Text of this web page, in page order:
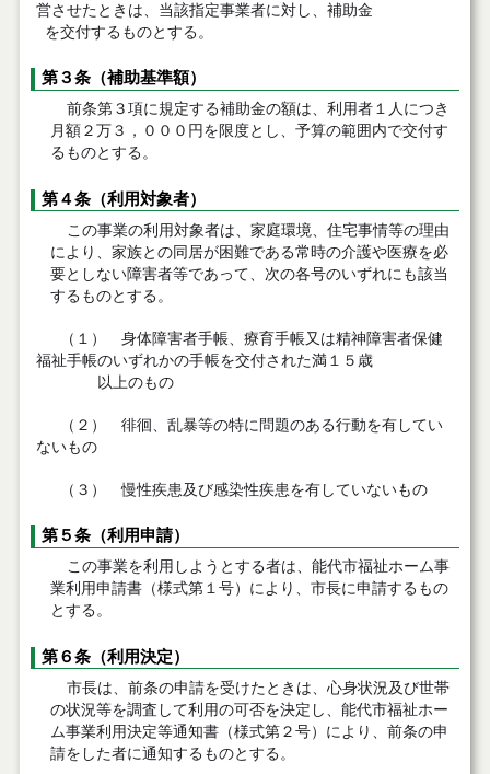
営させたときは、当該指定事業者に対し、補助金
を交付するものとする。
第３条（補助基準額）
前条第３項に規定する補助金の額は、利用者１人につき
月額２万３，０００円を限度とし、予算の範囲内で交付す
るものとする。
第４条（利用対象者）
この事業の利用対象者は、家庭環境、住宅事情等の理由
により、家族との同居が困難である常時の介護や医療を必
要としない障害者等であって、次の各号のいずれにも該当
するものとする。
（１） 身体障害者手帳、療育手帳又は精神障害者保健
福祉手帳のいずれかの手帳を交付された満１５歳
以上のもの
（２） 徘徊、乱暴等の特に問題のある行動を有してい
ないもの
（３） 慢性疾患及び感染性疾患を有していないもの
第５条（利用申請）
この事業を利用しようとする者は、能代市福祉ホーム事
業利用申請書（様式第１号）により、市長に申請するもの
とする。
第６条（利用決定）
市長は、前条の申請を受けたときは、心身状況及び世帯
の状況等を調査して利用の可否を決定し、能代市福祉ホー
ム事業利用決定等通知書（様式第２号）により、前条の申
請をした者に通知するものとする。